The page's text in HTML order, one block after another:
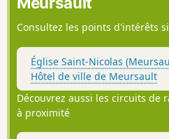
Consultez les points d'intérêts
Église Saint-Nicolas
Hôtel de ville de Meursault
Découvrez aussi les circuits de
à proximité